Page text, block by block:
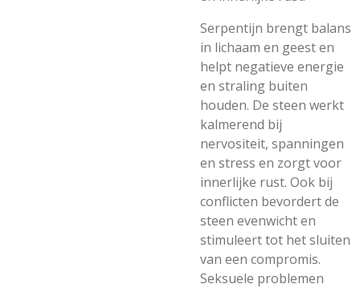
Serpentijn brengt balans
in lichaam en geest en
helpt negatieve energie
en straling buiten
houden. De steen werkt
kalmerend bij
nervositeit, spanningen
en stress en zorgt voor
innerlijke rust. Ook bij
conflicten bevordert de
steen evenwicht en
stimuleert tot het sluiten
van een compromis.
Seksuele problemen